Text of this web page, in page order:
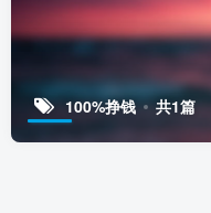
100%挣钱 共1篇